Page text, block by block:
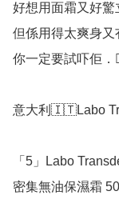
好想用面霜又好
但係用得太爽身又
你一定要試吓佢．
意大利🇮🇹Labo
「5」Labo
密集無油保濕霜